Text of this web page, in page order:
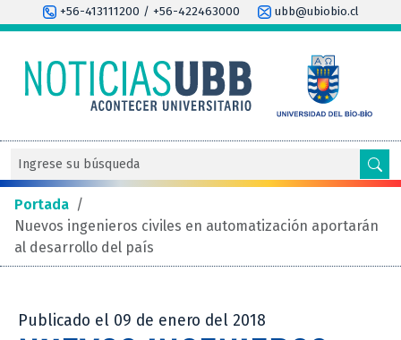
+56-413111200 / +56-422463000 ubb@ubiobio.cl
Portada /
Nuevos ingenieros civiles en automatización aportarán
al desarrollo del país
Publicado el 09 de enero del 2018